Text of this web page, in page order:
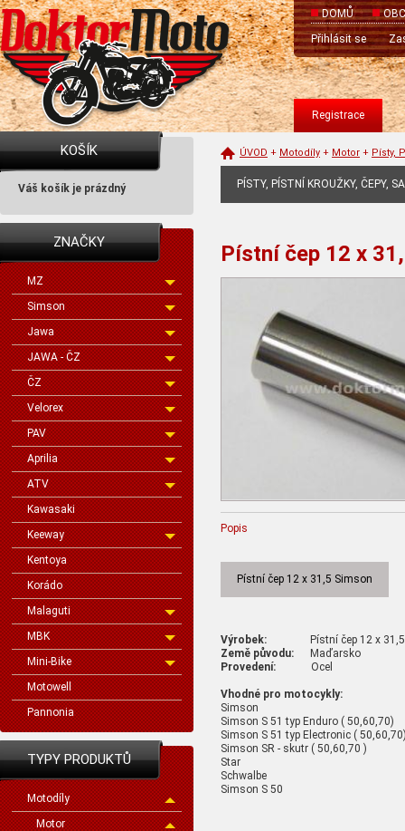
DOMŮ
Přihlásit se
Registrace
KOŠÍK
Váš košík je prázdný
ZNAČKY
MZ
Simson
Jawa
JAWA - ČZ
ČZ
Velorex
PAV
Aprilia
ATV
Kawasaki
Keeway
Kentoya
Korádo
Malaguti
MBK
Mini-Bike
Motowell
Pannonia
TYPY PRODUKTŮ
Motodíly
Motor
ÚVOD + Motodíly + Motor + Písty,
PÍSTY, PÍSTNÍ KROUŽKY, ČEPY,
Pístní čep 12 x
Popis
Pístní čep 12 x 31,5 Simson
Výrobek: Pístní čep 12 x
Země původu: Maďarsko
Provedení: Ocel
Vhodné pro motocykly:
Simson
Simson S 51 typ Enduro ( 50,60,70)
Simson S 51 typ Electronic (
Simson SR - skutr ( 50,60,70 )
Star
Schwalbe
Simson S 50